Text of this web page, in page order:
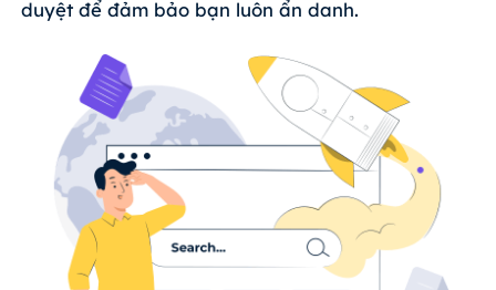
duyệt để đảm bảo bạn luôn ẩn danh.